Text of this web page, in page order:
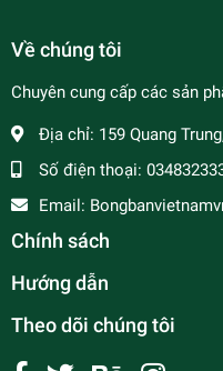
Về chúng tôi
Chuyên cung cấp các sản
Địa chỉ: 159 Quang
Số điện thoại:
Email:
Chính sách
Hướng dẫn
Theo dõi chúng tôi